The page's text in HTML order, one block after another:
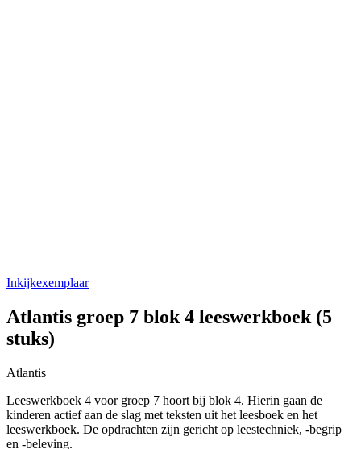
Inkijkexemplaar
Atlantis groep 7 blok 4 leeswerkboek (5
stuks)
Atlantis
Leeswerkboek 4 voor groep 7 hoort bij blok 4. Hierin gaan de
kinderen actief aan de slag met teksten uit het leesboek en het
leeswerkboek. De opdrachten zijn gericht op leestechniek, -begrip
en -beleving.